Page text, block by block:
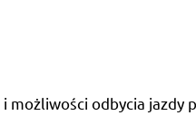
odbycia jazdy